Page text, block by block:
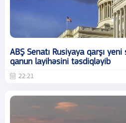
ABŞ Senatı Rusiyaya qarşı
qanun layihəsini təsdiqləyib
22:21